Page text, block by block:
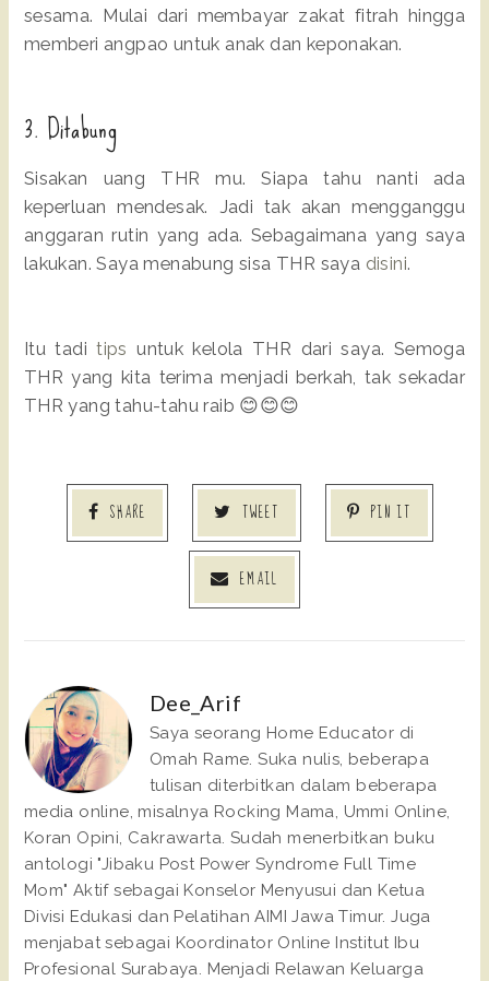
sesama. Mulai dari membayar zakat fitrah hingga
memberi angpao untuk anak dan keponakan.
3. Ditabung
Sisakan uang THR mu. Siapa tahu nanti ada
keperluan mendesak. Jadi tak akan mengganggu
anggaran rutin yang ada. Sebagaimana yang saya
lakukan. Saya menabung sisa THR saya disini.
Itu taditips untuk kelola THR dari saya. Semoga
THR yang kita terima menjadi berkah, tak sekadar
THR yang tahu-tahu raib 😊😊😊
SHARE TWEET PIN IT
EMAIL
Dee_Arif
Saya seorang Home Educator di
Omah Rame. Suka nulis, beberapa
tulisan diterbitkan dalam beberapa
media online, misalnya Rocking Mama, Ummi Online,
Koran Opini, Cakrawarta. Sudah menerbitkan buku
antologi "Jibaku Post Power Syndrome Full Time
Mom" Aktif sebagai Konselor Menyusui dan Ketua
Divisi Edukasi dan Pelatihan AIMI Jawa Timur. Juga
menjabat sebagai Koordinator Online Institut Ibu
Profesional Surabaya. Menjadi Relawan Keluarga